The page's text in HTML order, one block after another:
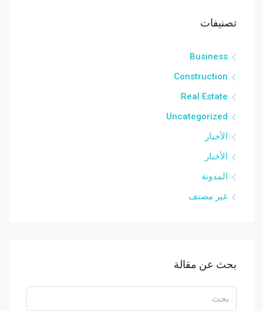
تصنيفات
Business
Construction
Real Estate
Uncategorized
الأخبار
الأخبار
المدونة
غير مصنف
بحث عن مقالة